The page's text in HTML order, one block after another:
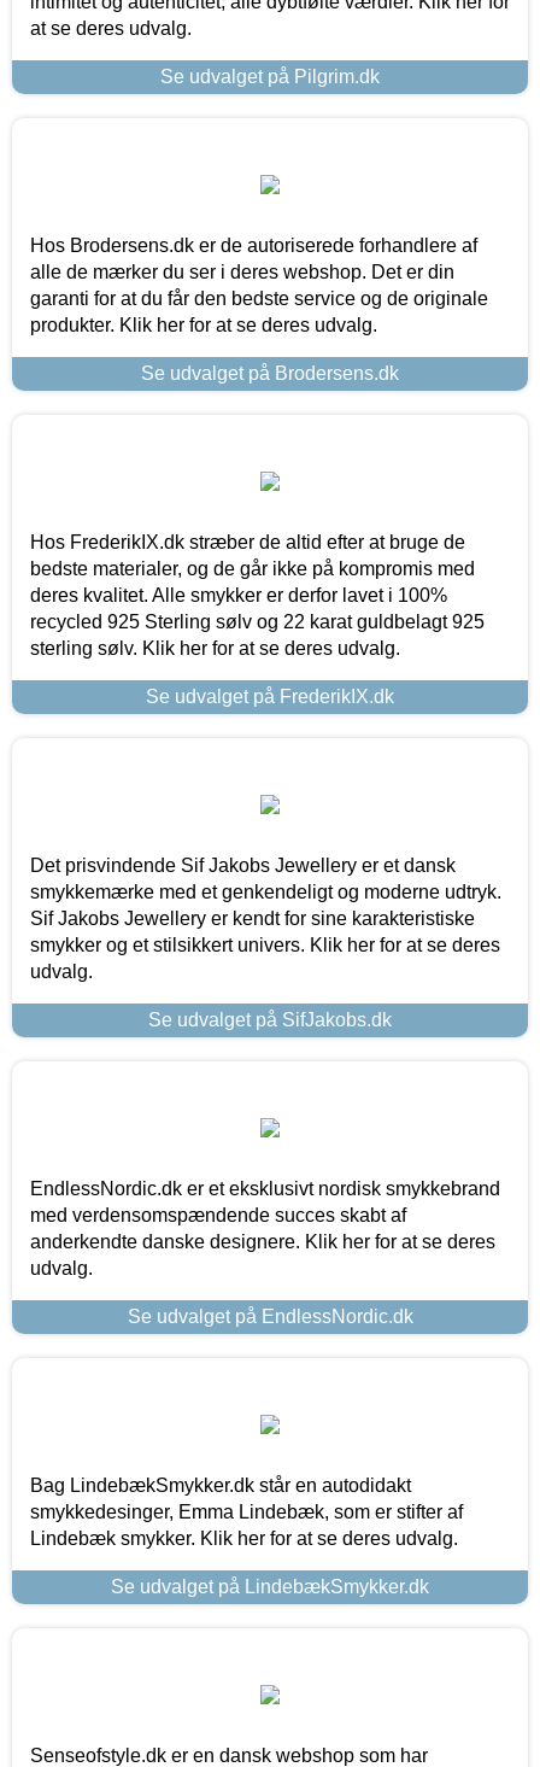
at se deres udvalg.
Se udvalget på Pilgrim.dk
Hos Brodersens.dk er de autoriserede forhandlere af
alle de mærker du ser i deres webshop. Det er din
garanti for at du får den bedste service og de originale
produkter. Klik her for at se deres udvalg.
Se udvalget på Brodersens.dk
Hos FrederikIX.dk stræber de altid efter at bruge de
bedste materialer, og de går ikke på kompromis med
deres kvalitet. Alle smykker er derfor lavet i 100%
recycled 925 Sterling sølv og 22 karat guldbelagt 925
sterling sølv. Klik her for at se deres udvalg.
Se udvalget på FrederikIX.dk
Det prisvindende Sif Jakobs Jewellery er et dansk
smykkemærke med et genkendeligt og moderne udtryk.
Sif Jakobs Jewellery er kendt for sine karakteristiske
smykker og et stilsikkert univers. Klik her for at se deres
udvalg.
Se udvalget på SifJakobs.dk
EndlessNordic.dk er et eksklusivt nordisk smykkebrand
med verdensomspændende succes skabt af
anderkendte danske designere. Klik her for at se deres
udvalg.
Se udvalget på EndlessNordic.dk
Bag LindebækSmykker.dk står en autodidakt
smykkedesinger, Emma Lindebæk, som er stifter af
Lindebæk smykker. Klik her for at se deres udvalg.
Se udvalget på LindebækSmykker.dk
Senseofstyle.dk er en dansk webshop som har